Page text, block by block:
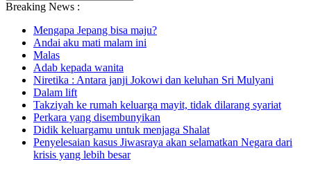
Breaking News :
Mengapa Jepang bisa maju?
Andai aku mati malam ini
Malas
Adab kepada wanita
Niretika : Antara janji Jokowi dan keluhan Sri Mulyani
Dalam lift
Takziyah ke rumah keluarga mayit, tidak dilarang syariat
Perkara yang disembunyikan
Didik keluargamu untuk menjaga Shalat
Penyelesaian kasus Jiwasraya akan selamatkan Negara dari
krisis yang lebih besar